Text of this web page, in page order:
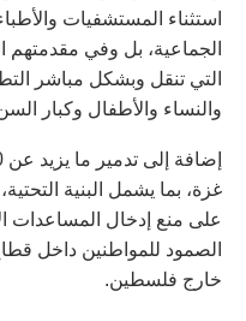
استثناء المستشفيات
الجماعية، بل وفي مقدمتهم
التي تنقل وبشكل مباشر
والنساء والأطفال وكبار
غزة، بما يشمل البنية
على منع إدخال المساعدات
الصمود للمواطنين داخل
خارج فلسطين.